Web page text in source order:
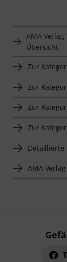
AMA
Übersicht
Zur
Zur
Zur
Zur
Detaillierte
AMA